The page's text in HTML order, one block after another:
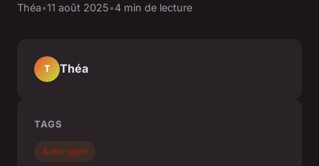
Théa•11 août 2025•4 min de lecture
T Théa
TAGS
Autre sport